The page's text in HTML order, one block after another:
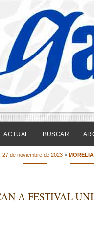
ACTUAL BUSCAR
27 de noviembre de 2023 > MORELIA
A FESTIVAL